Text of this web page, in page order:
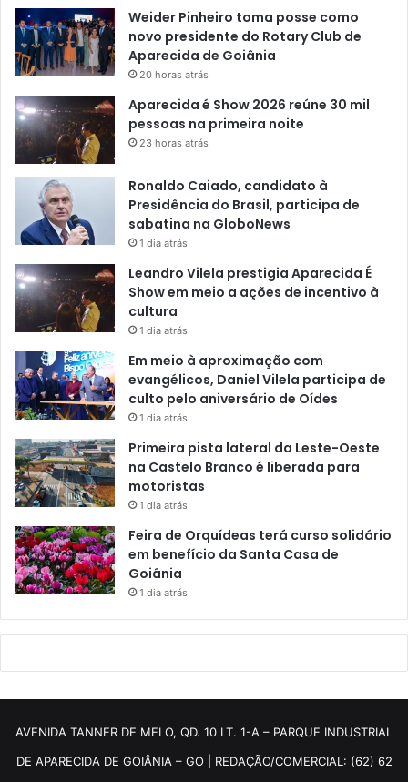
Weider Pinheiro toma posse como
novo presidente do Rotary Club de
Aparecida de Goiânia
20 horas atrás
Aparecida é Show 2026 reúne 30 mil
pessoas na primeira noite
23 horas atrás
Ronaldo Caiado, candidato à
Presidência do Brasil, participa de
sabatina na GloboNews
1 dia atrás
Leandro Vilela prestigia Aparecida É
Show em meio a ações de incentivo à
cultura
1 dia atrás
Em meio à aproximação com
evangélicos, Daniel Vilela participa de
culto pelo aniversário de Oídes
1 dia atrás
Primeira pista lateral da Leste-Oeste
na Castelo Branco é liberada para
motoristas
1 dia atrás
Feira de Orquídeas terá curso solidário
em benefício da Santa Casa de
Goiânia
1 dia atrás
AVENIDA TANNER DE MELO, QD. 10 LT. 1-A – PARQUE INDUSTRIAL
DE APARECIDA DE GOIÂNIA – GO | REDAÇÃO/COMERCIAL: (62) 62